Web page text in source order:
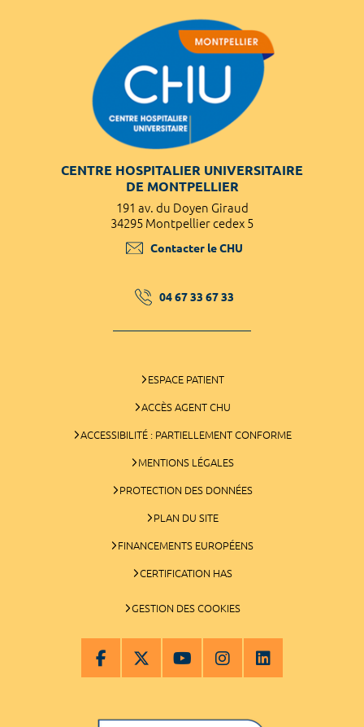
CENTRE HOSPITALIER UNIVERSITAIRE
DE MONTPELLIER
191 av. du Doyen Giraud
34295 Montpellier cedex 5
Contacter le CHU
04 67 33 67 33
ESPACE PATIENT
ACCÈS AGENT CHU
ACCESSIBILITÉ : PARTIELLEMENT CONFORME
MENTIONS LÉGALES
PROTECTION DES DONNÉES
PLAN DU SITE
FINANCEMENTS EUROPÉENS
CERTIFICATION HAS
GESTION DES COOKIES